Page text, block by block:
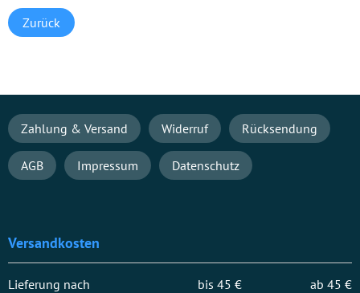
Zurück
Navigation
überspringen
Zahlung & Versand Widerruf Rücksendung
AGB Impressum Datenschutz
Versandkosten
Lieferung nach
bis 45 €
ab 45 €